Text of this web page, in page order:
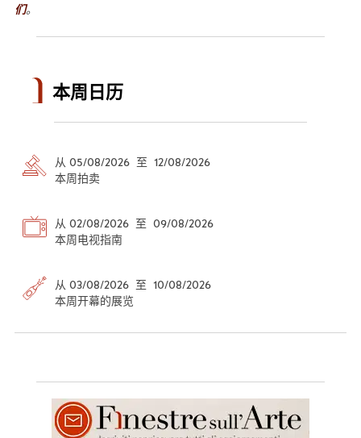
们。
本周日历
从 05/08/2026 至 12/08/2026
本周拍卖
从 02/08/2026 至 09/08/2026
本周电视指南
从 03/08/2026 至 10/08/2026
本周开幕的展览